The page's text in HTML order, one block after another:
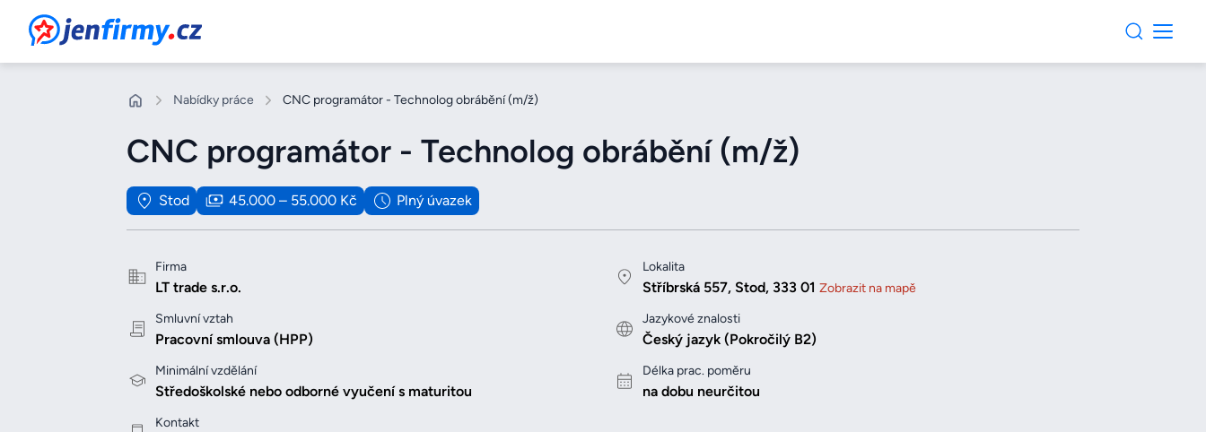
JenFirmy.cz
Nabídky práce CNC programátor - Technolog obrábění (m/ž)
CNC programátor - Technolog obrábění (m/ž)
Stod 45.000 – 55.000 Kč Plný úvazek
Firma
LT trade s.r.o.
Lokalita
Stříbrská 557, Stod, 333 01 Zobrazit na mapě
Smluvní vztah
Pracovní smlouva (HPP)
Jazykové znalosti
Český jazyk (Pokročilý B2)
Minimální vzdělání
Středoškolské nebo odborné vyučení s maturitou
Délka prac. poměru
na dobu neurčitou
Kontakt